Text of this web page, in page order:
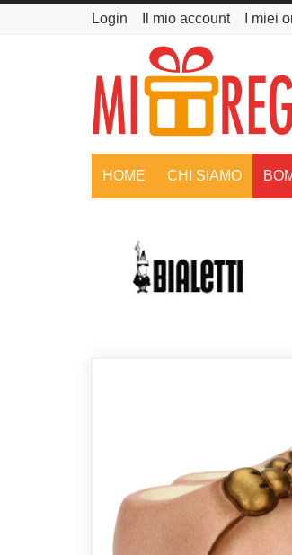
Login Il mio account I miei
HOME CHI SIAMO